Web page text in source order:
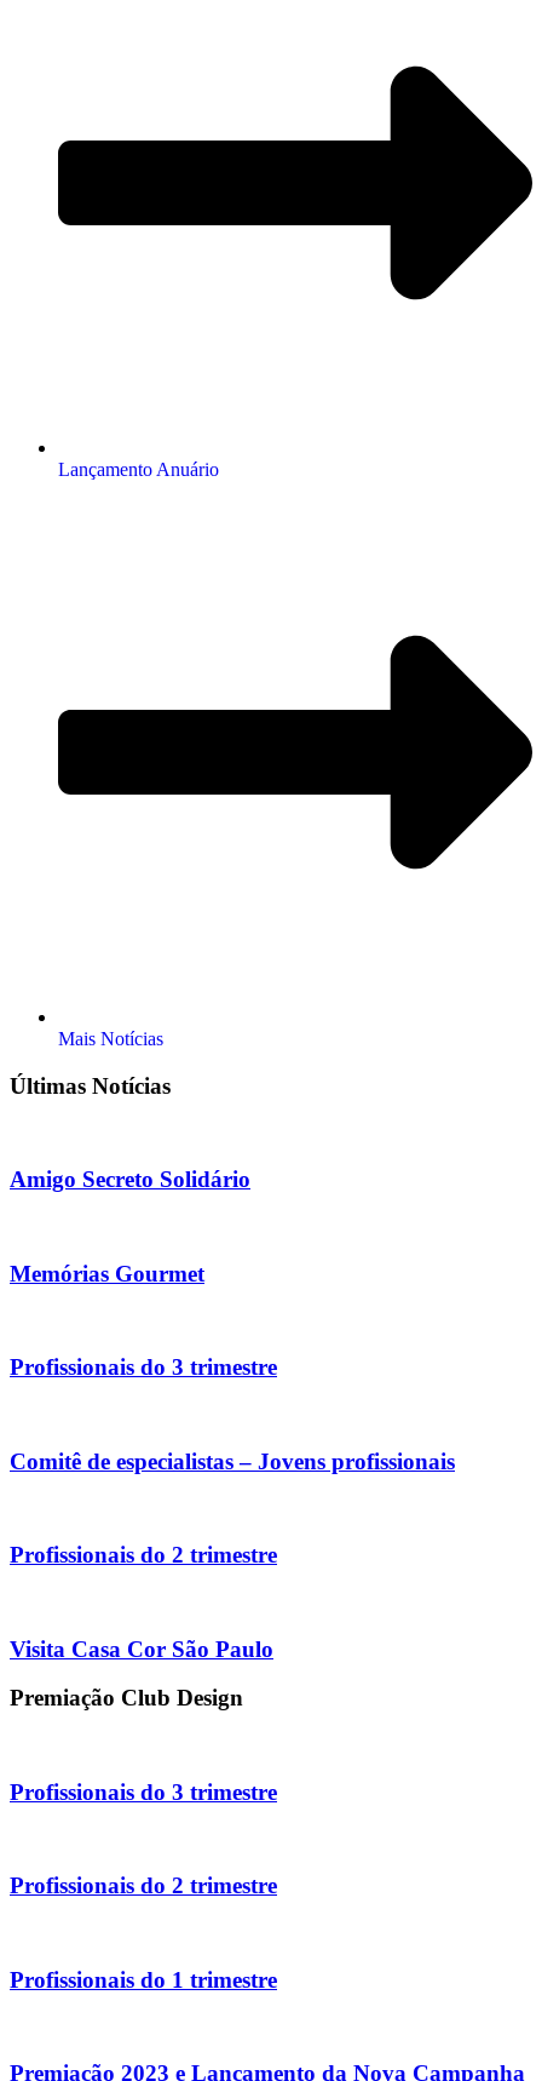
Lançamento Anuário
Mais Notícias
Últimas Notícias
Amigo Secreto Solidário
Memórias Gourmet
Profissionais do 3 trimestre
Comitê de especialistas – Jovens profissionais
Profissionais do 2 trimestre
Visita Casa Cor São Paulo
Premiação Club Design
Profissionais do 3 trimestre
Profissionais do 2 trimestre
Profissionais do 1 trimestre
Premiação 2023 e Lançamento da Nova Campanha